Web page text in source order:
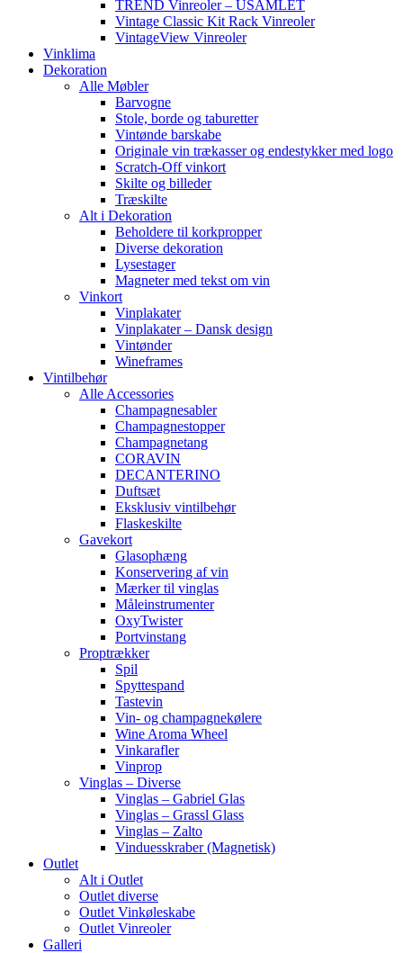
TREND Vinreoler – USAMLET
Vintage Classic Kit Rack Vinreoler
VintageView Vinreoler
Vinklima
Dekoration
Alle Møbler
Barvogne
Stole, borde og taburetter
Vintønde barskabe
Originale vin trækasser og endestykker med logo
Scratch-Off vinkort
Skilte og billeder
Træskilte
Alt i Dekoration
Beholdere til korkpropper
Diverse dekoration
Lysestager
Magneter med tekst om vin
Vinkort
Vinplakater
Vinplakater – Dansk design
Vintønder
Wineframes
Vintilbehør
Alle Accessories
Champagnesabler
Champagnestopper
Champagnetang
CORAVIN
DECANTERINO
Duftsæt
Eksklusiv vintilbehør
Flaskeskilte
Gavekort
Glasophæng
Konservering af vin
Mærker til vinglas
Måleinstrumenter
OxyTwister
Portvinstang
Proptrækker
Spil
Spyttespand
Tastevin
Vin- og champagnekølere
Wine Aroma Wheel
Vinkarafler
Vinprop
Vinglas – Diverse
Vinglas – Gabriel Glas
Vinglas – Grassl Glass
Vinglas – Zalto
Vinduesskraber (Magnetisk)
Outlet
Alt i Outlet
Outlet diverse
Outlet Vinkøleskabe
Outlet Vinreoler
Galleri